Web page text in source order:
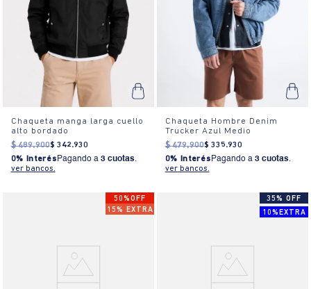
Chaqueta manga larga cuello
alto bordado
$ 489.900$ 342.930
0% Interés Pagando a 3 cuotas.
ver bancos.
Chaqueta Hombre Denim
Trucker Azul Medio
$ 479.900$ 335.930
0% Interés Pagando a 3 cuotas.
ver bancos.
50%OFF
15% EXTRA
35% OFF
10%EXTRA